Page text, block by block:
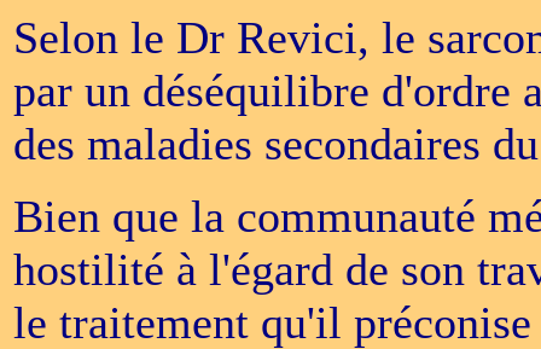
Selon le Dr Revici, le
par un déséquilibre d'ordre
des maladies secondaires
Bien que la communauté
hostilité à l'égard de son
le traitement qu'il